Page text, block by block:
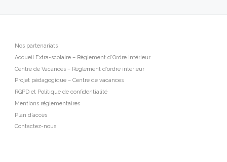
Nos partenariats
Accueil Extra-scolaire – Règlement d’Ordre Intérieur
Centre de Vacances – Règlement d’ordre intérieur
Projet pédagogique – Centre de vacances
RGPD et Politique de confidentialité
Mentions réglementaires
Plan d’accès
Contactez-nous